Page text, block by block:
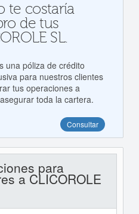
te costaría
de tus
SL.
una póliza de crédito
para nuestros clientes
tus operaciones a
toda la cartera.
Consultar
para
a CLICOROLE